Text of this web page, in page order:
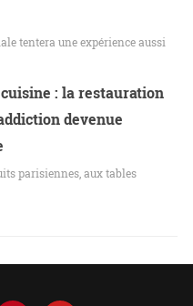
tentera une expérience aussi
: la restauration
devenue
parisiennes, aux tables